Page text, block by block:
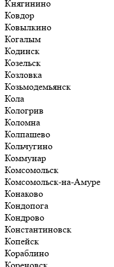
Княгинино
Ковдор
Ковылкино
Когалым
Кодинск
Козельск
Козловка
Козьмодемьянск
Кола
Кологрив
Коломна
Колпашево
Кольчугино
Коммунар
Комсомольск
Комсомольск-на-Амуре
Конаково
Кондопога
Кондрово
Константиновск
Копейск
Кораблино